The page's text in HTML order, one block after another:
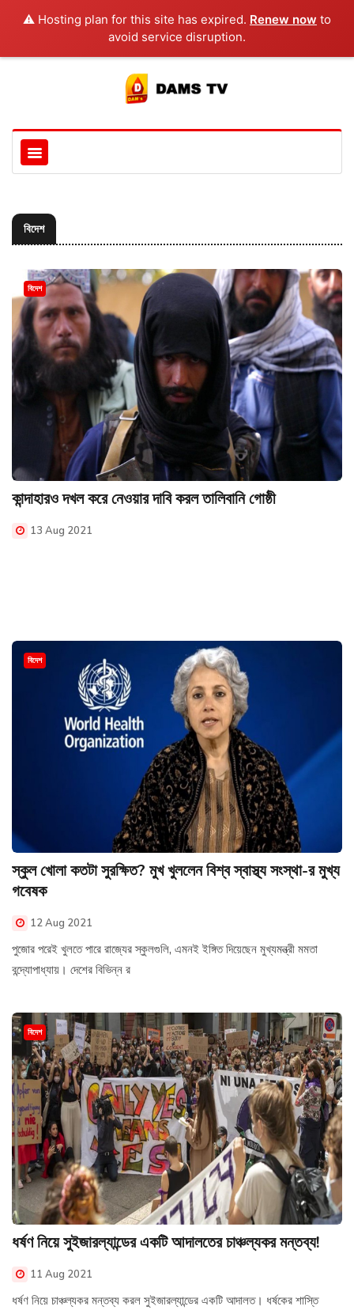
⚠️ Hosting plan for this site has expired. Renew now to
avoid service disruption.
বিদেশ
বিদেশ
কান্দাহারও দখল করে নেওয়ার দাবি করল তালিবানি গোষ্ঠী
13 Aug 2021
বিদেশ
স্কুল খোলা কতটা সুরক্ষিত? মুখ খুললেন বিশ্ব স্বাস্থ্য সংস্থা-র মুখ্য
গবেষক
12 Aug 2021
পুজোর পরেই খুলতে পারে রাজ্যের স্কুলগুলি, এমনই ইঙ্গিত দিয়েছেন মুখ্যমন্ত্রী মমতা
বন্দ্যোপাধ্যায়। দেশের বিভিন্ন র
বিদেশ
ধর্ষণ নিয়ে সুইজারল্যান্ডের একটি আদালতের চাঞ্চল্যকর মন্তব্য!
11 Aug 2021
ধর্ষণ নিয়ে চাঞ্চল্যকর মন্তব্য করল সুইজারল্যান্ডের একটি আদালত। ধর্ষকের শাস্তি